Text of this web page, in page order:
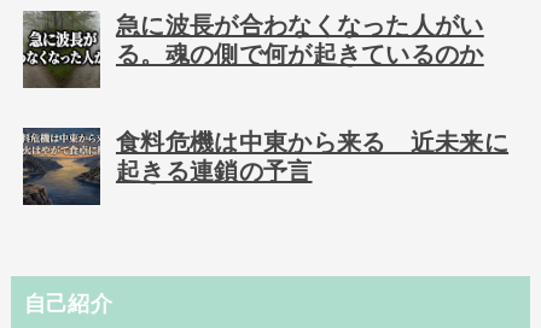
急に波長が合わなくなった人がい
る。魂の側で何が起きているのか
食料危機は中東から来る 近未来に
起きる連鎖の予言
自己紹介